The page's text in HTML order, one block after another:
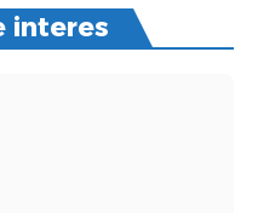
interes